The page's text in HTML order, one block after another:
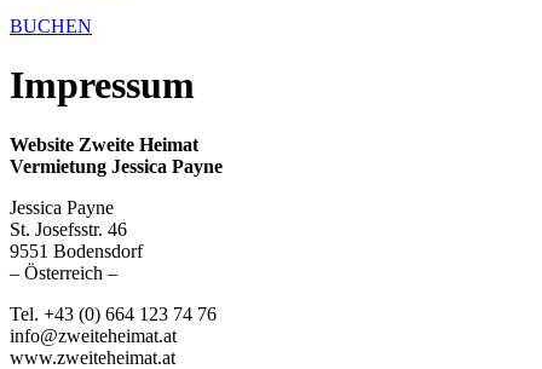
BUCHEN
Impressum
Website Zweite Heimat
Vermietung Jessica Payne
Jessica Payne
St. Josefsstr. 46
9551 Bodensdorf
– Österreich –
Tel. +43 (0) 664 123 74 76
info@zweiteheimat.at
www.zweiteheimat.at